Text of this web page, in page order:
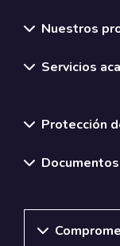
Nuestros
Servicios
Protección